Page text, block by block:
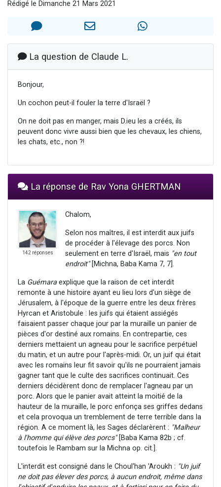
30 personnes viennent de faire un don pour Sauvez la jambe de Yohan
12 nouvelles musiques dans Torah-Box Music
29 personnes viennent de demander une bénédiction
Rédigé le Dimanche 21 Mars 2021
La question de Claude L.
Bonjour,
Un cochon peut-il fouler la terre d'Israël ?
On ne doit pas en manger, mais D.ieu les a créés, ils
peuvent donc vivre aussi bien que les chevaux, les chiens,
les chats, etc., non ?!
La réponse de Rav Yona GHERTMAN
142 réponses
Chalom,
Selon nos maîtres, il est interdit aux juifs
de procéder à l'élevage des porcs. Non
seulement en terre d'Israël, mais "en tout
endroit"[Michna, Baba Kama 7, 7].
La Guémaraexplique que la raison de cet interdit
remonte à une histoire ayant eu lieu lors d'un siège de
Jérusalem, à l'époque de la guerre entre les deux frères
Hyrcan et Aristobule : les juifs qui étaient assiégés
faisaient passer chaque jour par la muraille un panier de
pièces d'or destiné aux romains. En contrepartie, ces
derniers mettaient un agneau pour le sacrifice perpétuel
du matin, et un autre pour l'après-midi. Or, un juif qui était
avec les romains leur fit savoir qu'ils ne pourraient jamais
gagner tant que le culte des sacrifices continuait. Ces
derniers décidèrent donc de remplacer l'agneau par un
porc. Alors que le panier avait atteint la moitié de la
hauteur de la muraille, le porc enfonça ses griffes dedans
et cela provoqua un tremblement de terre terrible dans la
région. A ce moment là, les Sages déclarèrent : "Malheur
à l'homme qui élève des porcs"[Baba Kama 82b ; cf.
toutefois le Rambam sur la Michna op. cit.].
L'interdit est consigné dans le Choul'han 'Aroukh : "Un juif
ne doit pas élever des porcs, à aucun endroit, même dans